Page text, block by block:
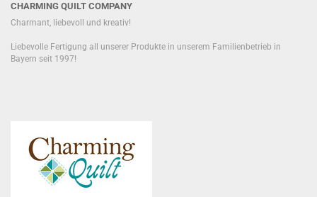
CHARMING QUILT COMPANY
Charmant, liebevoll und kreativ!
Liebevolle Fertigung all unserer Produkte in unserem Familienbetrieb in
Bayern seit 1997!